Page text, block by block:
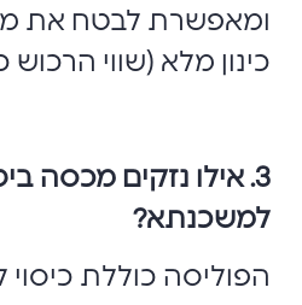
ומאפשרת לבטח את
כינון מלא (שווי
3. אילו נזקים מכסה
למשכנתא?
הפוליסה כוללת כיסוי